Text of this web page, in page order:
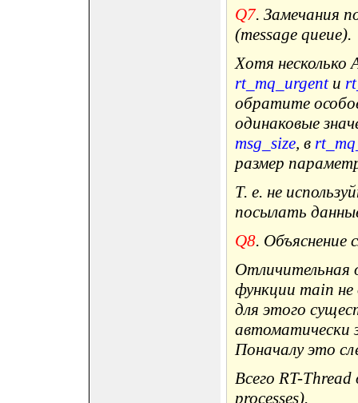
Q7. Замечания
(message queue).
Хотя несколько
rt_mq_urgentи
обратите
одинаковые
msg_size, в
размер
Т. е. не
посылать
Q8. Объяснение
Отличительная
функции main не
для этого
автоматически
Поначалу это
Всего RT-Thread
processes).